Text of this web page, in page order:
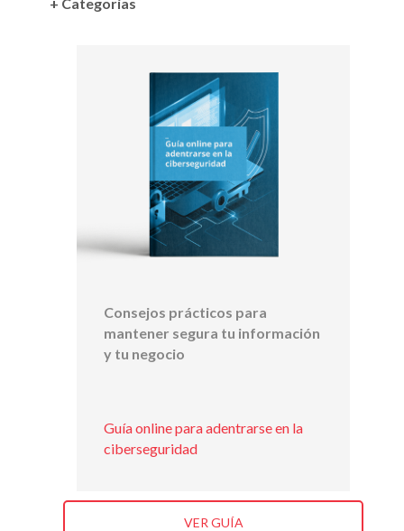
Consejos prácticos para
mantener segura tu información
y tu negocio
Guía online para adentrarse en la
ciberseguridad
VER GUÍA